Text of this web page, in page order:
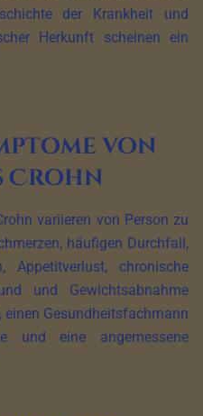
der Krankheit und
Herkunft scheinen ein
von
Crohn
variieren von Person zu
häufigen Durchfall,
Appetitverlust, chronische
und Gewichtsabnahme
Gesundheitsfachmann
und eine angemessene